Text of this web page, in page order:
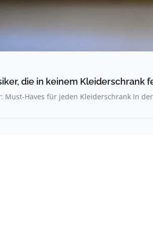
die in keinem Kleiderschrank
Must-Haves für jeden Kleiderschrank In